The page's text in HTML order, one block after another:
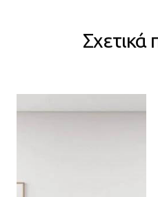
Σχετικά